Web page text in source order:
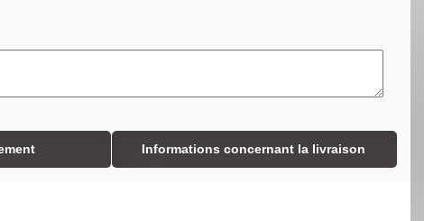
Informations concernant la livraison